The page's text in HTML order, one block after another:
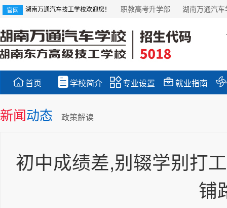
官网 湖南万通汽车技工学校欢迎您！ 职教高考升学部 湖南万通汽车
首页  学校简介 专业设置 就业指南 
新闻动态 政策解读
初中成绩差,别辍学别打
铺